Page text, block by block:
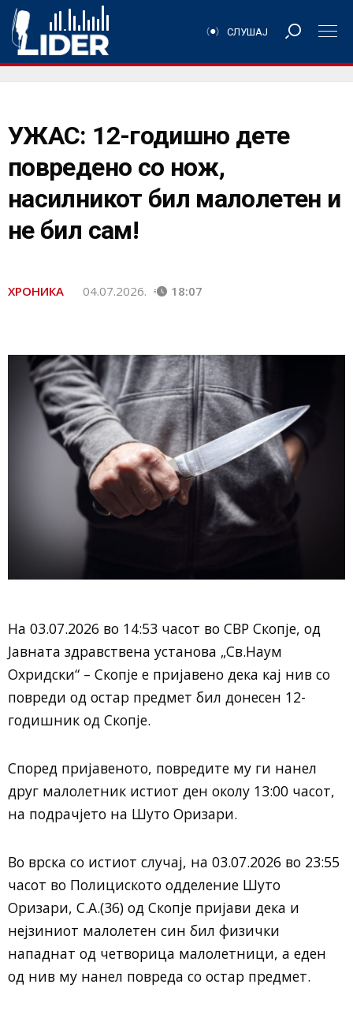
СЛУШАЈ
УЖАС: 12-годишно дете
повредено со нож,
насилникот бил малолетен и
не бил сам!
ХРОНИКА 04.07.2026. 18:07
На 03.07.2026 во 14:53 часот во СВР Скопје, од
Јавната здравствена установа „Св.Наум
Охридски“ – Скопје e пријавено дека кај нив со
повреди од остар предмет бил донесен 12-
годишник од Скопје.
Според пријавеното, повредите му ги нанел
друг малолетник истиот ден околу 13:00 часот,
на подрачјето на Шуто Оризари.
Во врска со истиот случај, на 03.07.2026 во 23:55
часот во Полициското одделение Шуто
Оризари, С.А.(36) од Скопје пријави дека и
нејзиниот малолетен син бил физички
нападнат од четворица малолетници, а еден
од нив му нанел повреда со остар предмет.